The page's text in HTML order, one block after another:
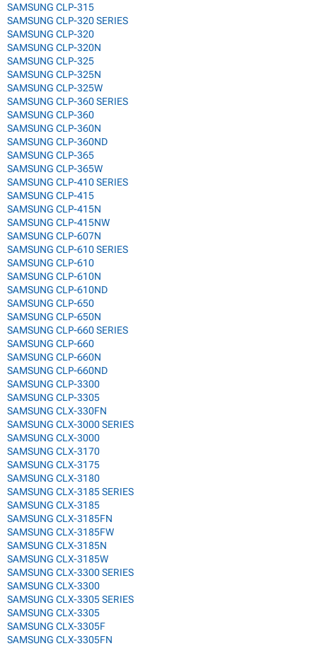
SAMSUNG CLP-315
SAMSUNG CLP-320 SERIES
SAMSUNG CLP-320
SAMSUNG CLP-320N
SAMSUNG CLP-325
SAMSUNG CLP-325N
SAMSUNG CLP-325W
SAMSUNG CLP-360 SERIES
SAMSUNG CLP-360
SAMSUNG CLP-360N
SAMSUNG CLP-360ND
SAMSUNG CLP-365
SAMSUNG CLP-365W
SAMSUNG CLP-410 SERIES
SAMSUNG CLP-415
SAMSUNG CLP-415N
SAMSUNG CLP-415NW
SAMSUNG CLP-607N
SAMSUNG CLP-610 SERIES
SAMSUNG CLP-610
SAMSUNG CLP-610N
SAMSUNG CLP-610ND
SAMSUNG CLP-650
SAMSUNG CLP-650N
SAMSUNG CLP-660 SERIES
SAMSUNG CLP-660
SAMSUNG CLP-660N
SAMSUNG CLP-660ND
SAMSUNG CLP-3300
SAMSUNG CLP-3305
SAMSUNG CLX-330FN
SAMSUNG CLX-3000 SERIES
SAMSUNG CLX-3000
SAMSUNG CLX-3170
SAMSUNG CLX-3175
SAMSUNG CLX-3180
SAMSUNG CLX-3185 SERIES
SAMSUNG CLX-3185
SAMSUNG CLX-3185FN
SAMSUNG CLX-3185FW
SAMSUNG CLX-3185N
SAMSUNG CLX-3185W
SAMSUNG CLX-3300 SERIES
SAMSUNG CLX-3300
SAMSUNG CLX-3305 SERIES
SAMSUNG CLX-3305
SAMSUNG CLX-3305F
SAMSUNG CLX-3305FN